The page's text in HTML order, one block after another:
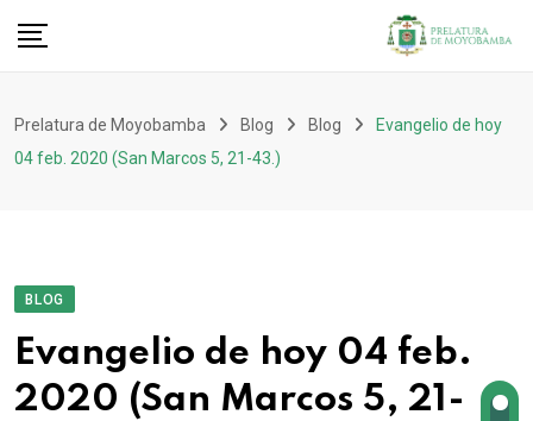
Prelatura de Moyobamba Blog Blog
Evangelio de hoy
04 feb. 2020 (San Marcos 5, 21-43.)
BLOG
Evangelio de hoy 04 feb.
2020 (San Marcos 5, 21-